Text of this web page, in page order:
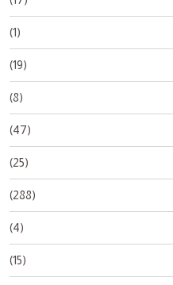
(1)
(19)
(8)
(47)
(25)
(288)
(4)
(15)